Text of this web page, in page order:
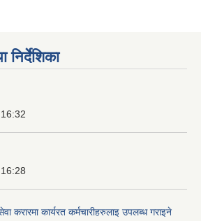
करारमा कार्यरत कर्मचारीहरुलाइ उपलब्ध गराइने